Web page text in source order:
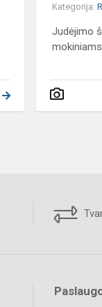
Kategorija:
Judėjimo
mokiniams